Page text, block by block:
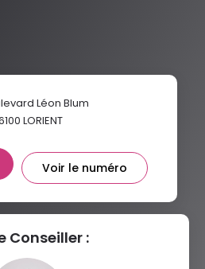
VOITURE
ECOLES ET CRÈCHES
COMMERCES
Léon Blum
LORIENT
Voir le numéro
Conseiller :